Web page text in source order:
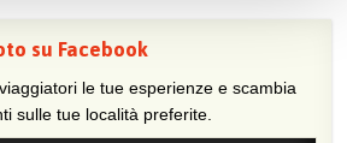
su Facebook
le tue esperienze e scambia
sulle tue località preferite.